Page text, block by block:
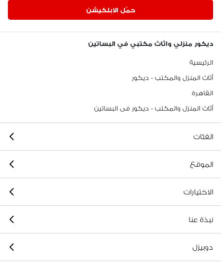
حمّل الابلكيشن
ديكور منزلي واثاث مكتبي في البساتين
الرئيسية
أثاث المنزل والمكتب - ديكور
القاهرة
أثاث المنزل والمكتب - ديكور فى البساتين
الفئات
الموقع
الاختيارات
نبذة عنا
دوبيزل